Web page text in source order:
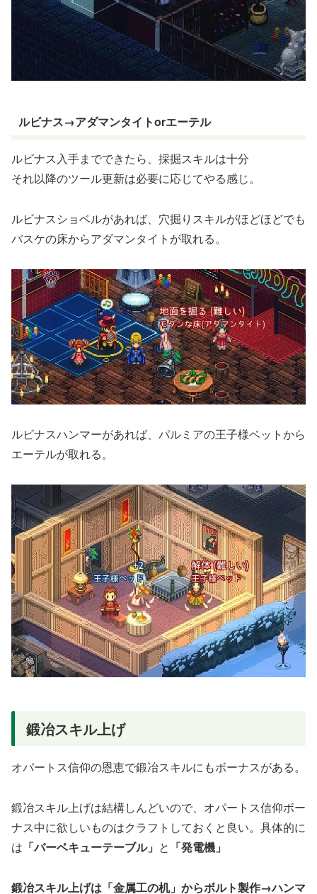
ルビナス→アダマンタイトorエーテル
ルビナス入手までできたら、採掘スキルは十分
それ以降のツール更新は必要に応じてやる感じ。
ルビナスショベルがあれば、穴掘りスキルがほどほどでも
バスケの床からアダマンタイトが取れる。
ルビナスハンマーがあれば、パルミアの王子様ベットから
エーテルが取れる。
鍛冶スキル上げ
オパートス信仰の恩恵で鍛冶スキルにもボーナスがある。
鍛冶スキル上げは結構しんどいので、オパートス信仰ボー
ナス中に欲しいものはクラフトしておくと良い。具体的に
は 「バーベキューテーブル」 と 「発電機」
鍛冶スキル上げは「金属工の机」からボルト製作→ハンマ